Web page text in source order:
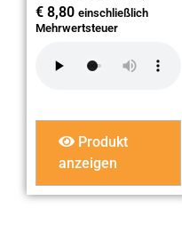
€ 8,80 einschließlich
Mehrwertsteuer
Produkt
anzeigen